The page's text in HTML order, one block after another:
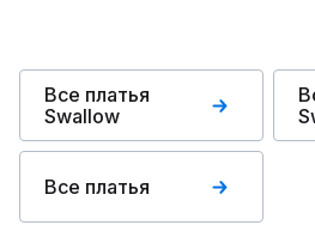
Все платья
Swallow
Все платья